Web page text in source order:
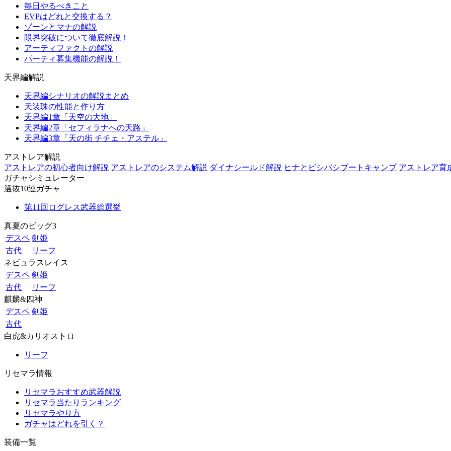
毎日やるべきこと
EVPはどれと交換する？
ゾーンとマナの解説
限界突破について徹底解説！
アーティファクトの解説
パーティ募集機能の解説！
天界編解説
天界編シナリオの解説まとめ
天装珠の性能と作り方
天界編1章「天空の大地」
天界編2章「セフィラナへの天路」
天界編3章「天の街 チチェ・アステル」
アストレア解説
アストレアの初心者向け解説 アストレアのシステム解説 ダイナシールド解説 ヒナとビシバシブートキャンプ アストレア育
ガチャシミュレーター
選抜10連ガチャ
第11回ログレス武器総選挙
真夏のビッグ3
デスペ 剣姫
古代
リーフ
ネビュラスレイス
デスペ 剣姫
古代
リーフ
麒麟&四神
デスペ 剣姫
古代
白虎&カリオストロ
リーフ
リセマラ情報
リセマラおすすめ武器解説
リセマラ当たりランキング
リセマラやり方
ガチャはどれを引く？
装備一覧